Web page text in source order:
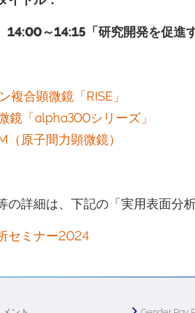
14:00～14:15 「研究開発を促進
複合顕微鏡「RISE」
鏡「alpha300シリーズ」
原子間力顕微鏡）
の詳細は、下記の「実用表面分
セミナー2024